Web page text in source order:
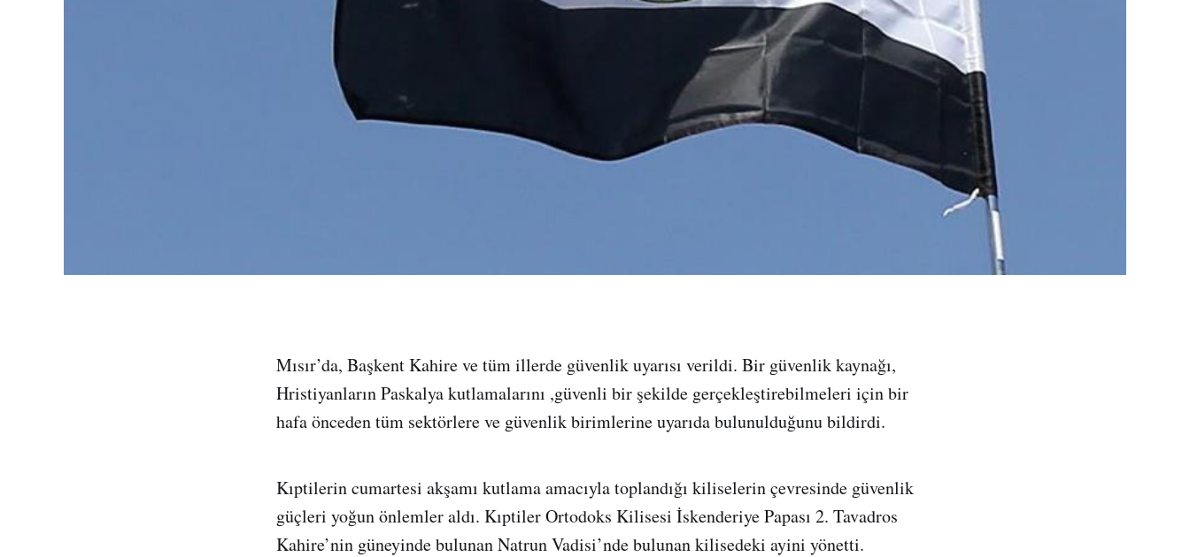
Mısır’da, Başkent Kahire ve tüm illerde güvenlik uyarısı verildi. Bir güvenlik kaynağı,
Hristiyanların Paskalya kutlamalarını ,güvenli bir şekilde gerçekleştirebilmeleri için bir
hafa önceden tüm sektörlere ve güvenlik birimlerine uyarıda bulunulduğunu bildirdi.
Kıptilerin cumartesi akşamı kutlama amacıyla toplandığı kiliselerin çevresinde güvenlik
güçleri yoğun önlemler aldı. Kıptiler Ortodoks Kilisesi İskenderiye Papası 2. Tavadros
Kahire’nin güneyinde bulunan Natrun Vadisi’nde bulunan kilisedeki ayini yönetti.